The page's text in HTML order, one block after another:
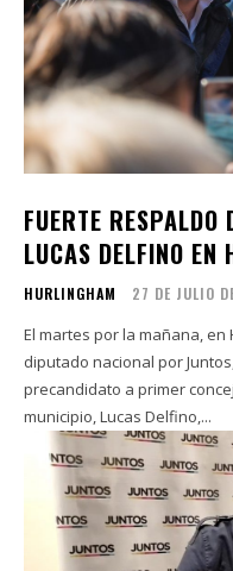
FUERTE
LUCAS DELFINO EN
HURLINGHAM 27 DE JULIO
El martes por la mañana,
diputado nacional por
precandidato a primer
municipio, Lucas Delfino,...